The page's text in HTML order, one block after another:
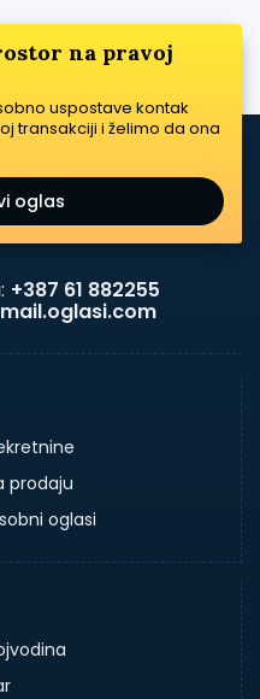
na pravoj
uspostave kontak
transakciji i želimo da ona
oglas
+387 61 882255
prodaju
oglasi